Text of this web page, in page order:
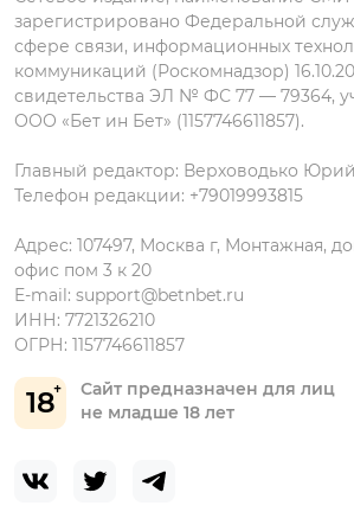
данных
18
Сайт предназначен для лиц
не младше 18 лет
зарегистрировано Федеральной
сфере связи, информационных
коммуникаций (Роскомнадзор)
свидетельства ЭЛ № ФС 77 — 79364,
ООО «Бет ин Бет» (1157746611857).
Главный редактор: Верховодько
Телефон редакции: +79019993815
Адрес: 107497, Москва г, Монтажная,
офис пом 3 к 20
E-mail: support@betnbet.ru
ИНН: 7721326210
ОГРН: 1157746611857